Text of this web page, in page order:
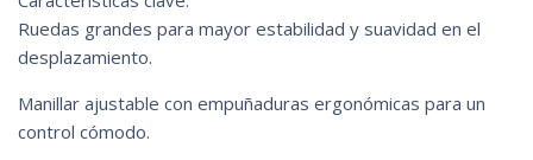
Ruedas grandes para mayor estabilidad y suavidad en el
desplazamiento.
Manillar ajustable con empuñaduras ergonómicas para un
control cómodo.